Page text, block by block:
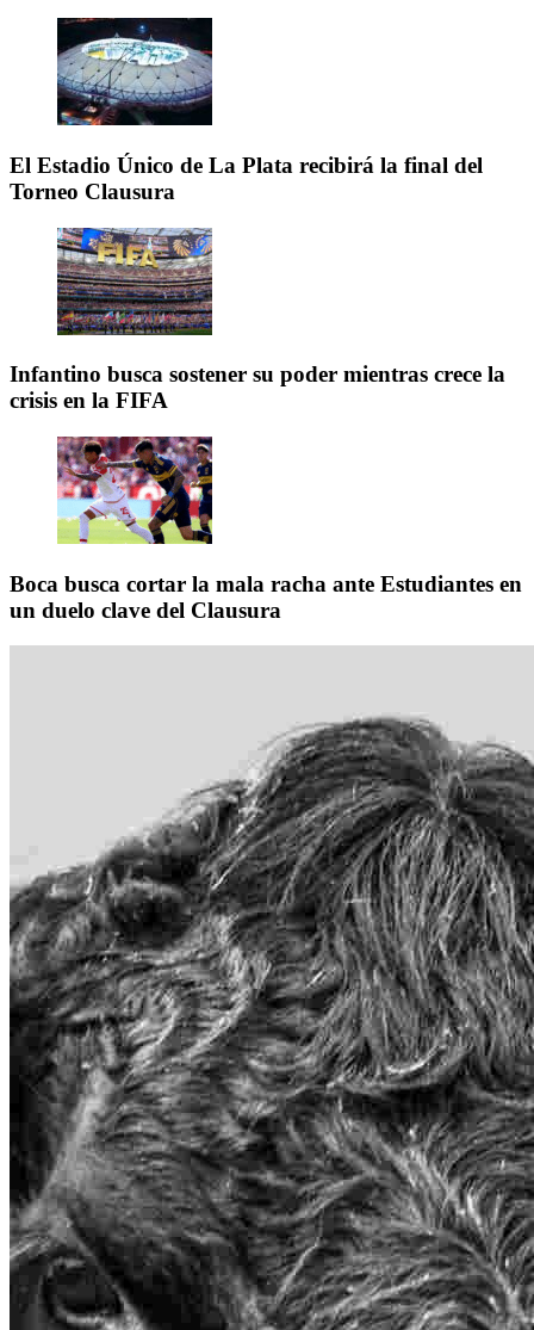
El Estadio Único de La Plata recibirá la final del
Torneo Clausura
Infantino busca sostener su poder mientras crece la
crisis en la FIFA
Boca busca cortar la mala racha ante Estudiantes en
un duelo clave del Clausura